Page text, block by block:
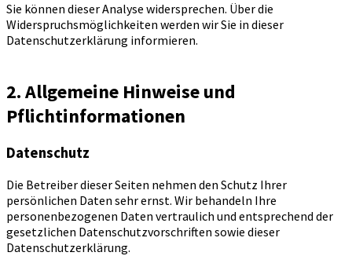
Sie können dieser Analyse widersprechen. Über die
Widerspruchsmöglichkeiten werden wir Sie in dieser
Datenschutzerklärung informieren.
2. Allgemeine Hinweise und
Pflichtinformationen
Datenschutz
Die Betreiber dieser Seiten nehmen den Schutz Ihrer
persönlichen Daten sehr ernst. Wir behandeln Ihre
personenbezogenen Daten vertraulich und entsprechend der
gesetzlichen Datenschutzvorschriften sowie dieser
Datenschutzerklärung.